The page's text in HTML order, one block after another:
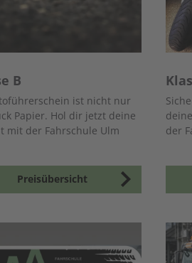
B
ist nicht nur
Papier. Hol dir jetzt deine
mit der Fahrschule Ulm
Preisübersicht
der